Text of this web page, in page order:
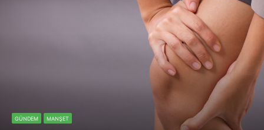
GÜNDEM MANŞET